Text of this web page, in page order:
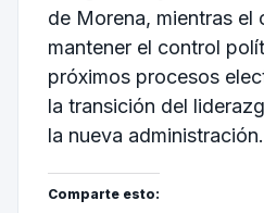
de Morena, mientras el
mantener el control
próximos procesos
la transición del
la nueva administración.
Comparte esto: